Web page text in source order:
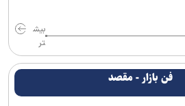
بیش
تر
فن بازار - مقصد